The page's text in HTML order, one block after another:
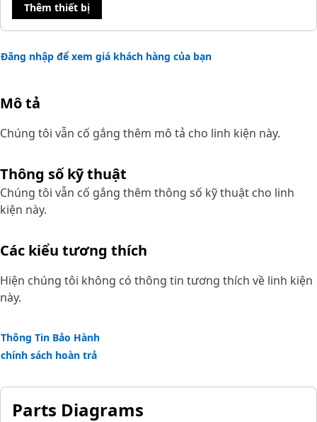
Thêm thiết bị
Đăng nhập để xem giá khách hàng của bạn
Mô tả
Chúng tôi vẫn cố gắng thêm mô tả cho linh kiện này.
Thông số kỹ thuật
Chúng tôi vẫn cố gắng thêm thông số kỹ thuật cho linh
kiện này.
Các kiểu tương thích
Hiện chúng tôi không có thông tin tương thích về linh kiện
này.
Thông Tin Bảo Hành
chính sách hoàn trả
Parts Diagrams